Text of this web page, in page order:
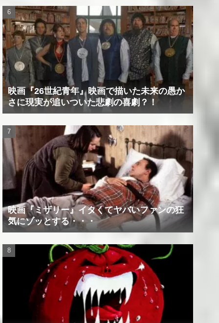
映画『26世紀青年』映画で描いた未来の愚か
さに現実が追いついた悲劇の喜劇？！
映画『ミザリー』イタくてヤバいファンの狂
気にゾッとする・・・